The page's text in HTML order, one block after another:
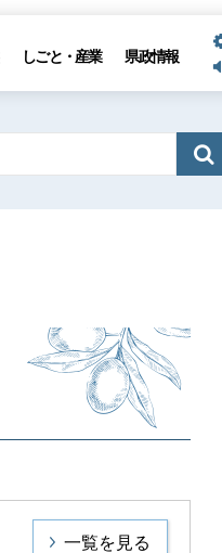
しごと・産業 県政情報
一覧を見る